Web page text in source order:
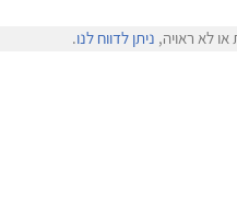
לא ראויה, ניתן לדווח לנו.